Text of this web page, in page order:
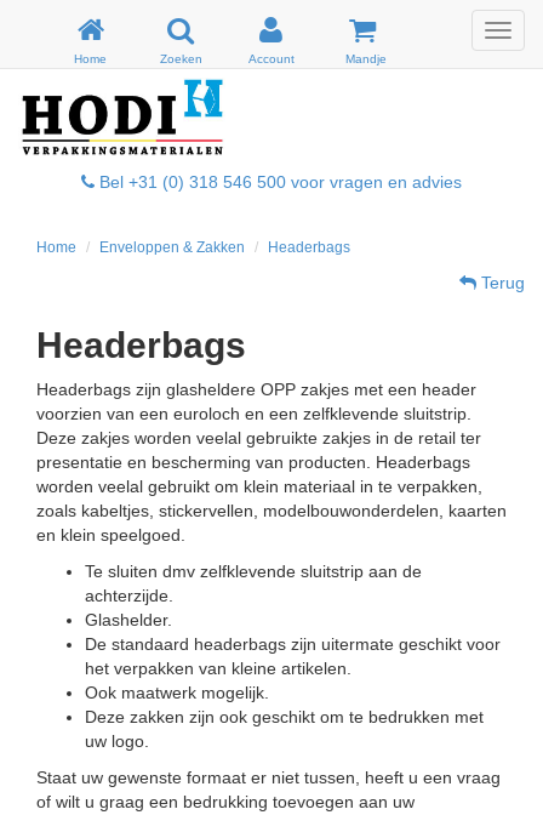
Bel +31 (0) 318 546 500 voor vragen en advies
Home Zoeken Account Mandje
Menu
Home Enveloppen & Zakken Headerbags
Terug
Headerbags
Headerbags zijn glasheldere OPP zakjes met een header
voorzien van een euroloch en een zelfklevende sluitstrip.
Deze zakjes worden veelal gebruikte zakjes in de retail ter
presentatie en bescherming van producten. Headerbags
worden veelal gebruikt om klein materiaal in te verpakken,
zoals kabeltjes, stickervellen, modelbouwonderdelen, kaarten
en klein speelgoed.
Te sluiten dmv zelfklevende sluitstrip aan de
achterzijde.
Glashelder.
De standaard headerbags zijn uitermate geschikt voor
het verpakken van kleine artikelen.
Ook maatwerk mogelijk.
Deze zakken zijn ook geschikt om te bedrukken met
uw logo.
Staat uw gewenste formaat er niet tussen, heeft u een vraag
of wilt u graag een bedrukking toevoegen aan uw